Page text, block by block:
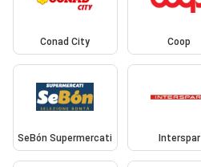
Conad City Coop
SeBón Supermercati Interspar